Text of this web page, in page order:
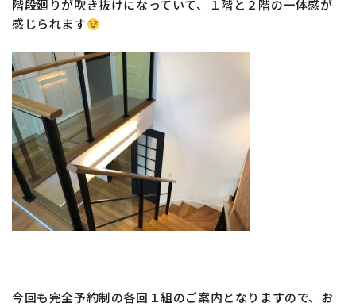
階段廻りが吹き抜けになっていて、１階と２階の一体感が
感じられます
今回も完全予約制の各回１組のご案内となりますので、お